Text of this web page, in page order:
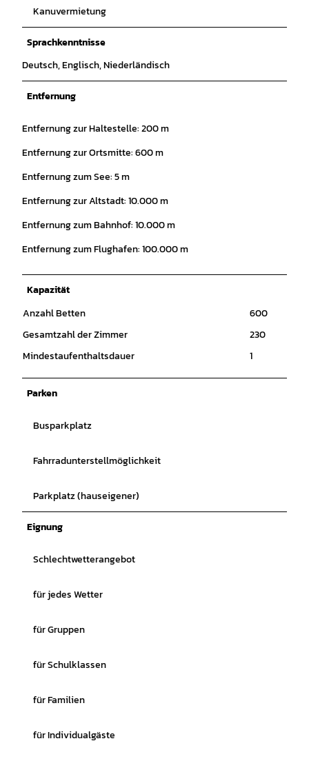
Kanuvermietung
Sprachkenntnisse
Deutsch, Englisch, Niederländisch
Entfernung
Entfernung zur Haltestelle: 200 m
Entfernung zur Ortsmitte: 600 m
Entfernung zum See: 5 m
Entfernung zur Altstadt: 10.000 m
Entfernung zum Bahnhof: 10.000 m
Entfernung zum Flughafen: 100.000 m
Kapazität
Anzahl Betten
600
Gesamtzahl der Zimmer
230
Mindestaufenthaltsdauer
1
Parken
Busparkplatz
Fahrradunterstellmöglichkeit
Parkplatz (hauseigener)
Eignung
Schlechtwetterangebot
für jedes Wetter
für Gruppen
für Schulklassen
für Familien
für Individualgäste